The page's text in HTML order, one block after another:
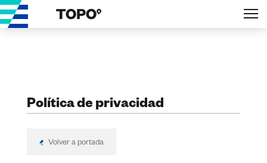
Política de privacidad
Volver a portada